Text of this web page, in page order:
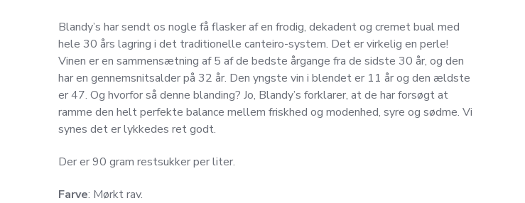
Blandy’s har sendt os nogle få flasker af en frodig, dekadent og cremet bual med
hele 30 års lagring i det traditionelle canteiro-system. Det er virkelig en perle!
Vinen er en sammensætning af 5 af de bedste årgange fra de sidste 30 år, og den
har en gennemsnitsalder på 32 år. Den yngste vin i blendet er 11 år og den ældste
er 47. Og hvorfor så denne blanding? Jo, Blandy’s forklarer, at de har forsøgt at
ramme den helt perfekte balance mellem friskhed og modenhed, syre og sødme. Vi
synes det er lykkedes ret godt.
Der er 90 gram restsukker per liter.
Farve: Mørkt rav.